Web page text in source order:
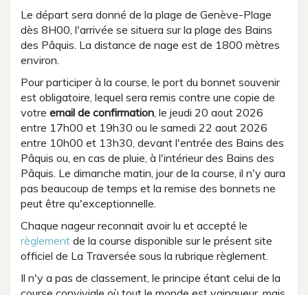
Le départ sera donné de la plage de Genève-Plage
dès 8H00, l'arrivée se situera sur la plage des Bains
des Pâquis. La distance de nage est de 1800 mètres
environ.
Pour participer à la course, le port du bonnet souvenir
est obligatoire, lequel sera remis contre une copie de
votre email de confirmation, le jeudi 20 aout 2026
entre 17h00 et 19h30 ou le samedi 22 aout 2026
entre 10h00 et 13h30, devant l'entrée des Bains des
Pâquis ou, en cas de pluie, à l'intérieur des Bains des
Pâquis. Le dimanche matin, jour de la course, il n'y aura
pas beaucoup de temps et la remise des bonnets ne
peut être qu'exceptionnelle.
Chaque nageur reconnait avoir lu et accepté le
règlement de la course disponible sur le présent site
officiel de La Traversée sous la rubrique règlement.
Il n'y a pas de classement, le principe étant celui de la